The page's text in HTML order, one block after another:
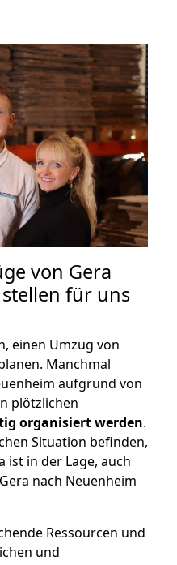
von Gera
für uns
einen Umzug von
Manchmal
aufgrund von
plötzlichen
organisiert werden.
Situation befinden,
ist in der Lage, auch
nach Neuenheim
Ressourcen und
und